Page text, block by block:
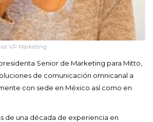
VP Marketing
Senior de Marketing para Mitto,
de comunicación omnicanal a
con sede en México así como en
de una década de experiencia en